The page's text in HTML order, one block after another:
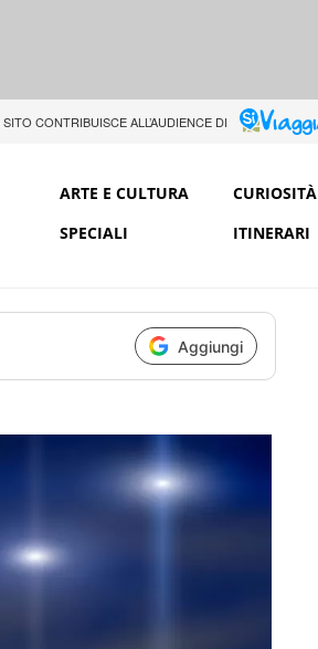
CONTRIBUISCE ALL’AUDIENCE DI
ARTE E CULTURA CURIOSITÀ
SPECIALI ITINERARI
Aggiungi